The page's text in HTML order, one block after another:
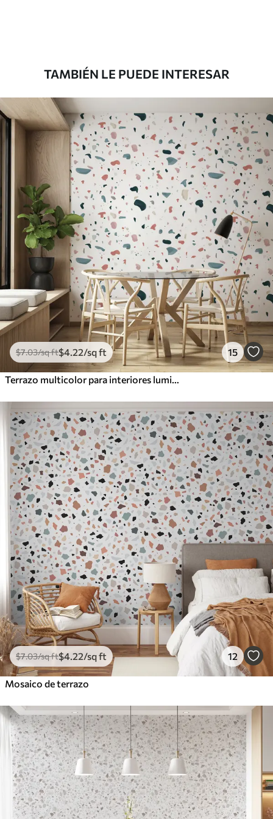
Peel and Stick
12.77$7.66/sq ft
TAMBIÉN LE PUEDE INTERESAR
$7.03/sq ft$4 .22/sq ft 15
$7.03/sq ft$4 .22/sq ft 12
Mosaico de terrazo